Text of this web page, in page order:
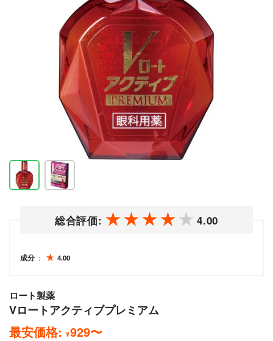
総合評価: 4.00
成分 4.00
ロート製薬
Vロートアクティブプレミアム
最安価格: ¥929〜